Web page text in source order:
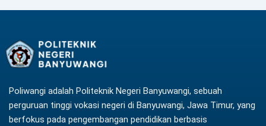
Poliwangi adalah Politeknik Negeri Banyuwangi, sebuah
perguruan tinggi vokasi negeri di Banyuwangi, Jawa Timur, yang
berfokus pada pengembangan pendidikan berbasis